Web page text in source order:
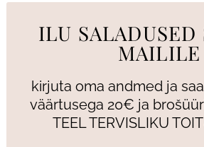
ILU
MAILILE
kirjuta oma andmed ja
väärtusega 20€ ja
TEEL TERVISLIKU